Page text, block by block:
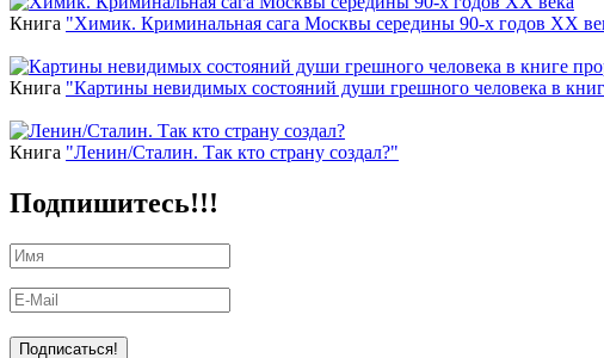
Книга "Химик. Криминальная сага Москвы середины 90-х годов ХХ
Книга "Картины невидимых состояний души грешного человека в
Книга "Ленин/Сталин. Так кто страну создал?"
Подпишитесь!!!